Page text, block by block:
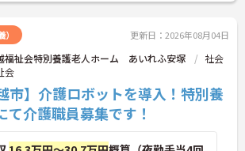
更新日：2026年08月04日
福祉会特別養護老人ホーム あいれふ安塚
社会
会
市】介護ロボットを導入！特別養
て介護職員募集です！